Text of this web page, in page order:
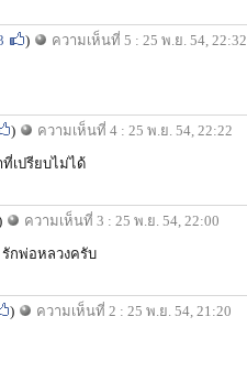
) ความเห็นที่ 5 : 25 พ.ย. 54, 22:32
) ความเห็นที่ 4 : 25 พ.ย. 54, 22:22
เปรียบไม่ได้
ความเห็นที่ 3 : 25 พ.ย. 54, 22:00
รักพ่อหลวงครับ
) ความเห็นที่ 2 : 25 พ.ย. 54, 21:20